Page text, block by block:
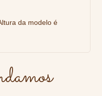
da modelo é